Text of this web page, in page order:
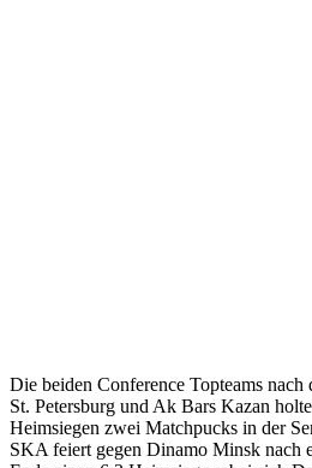
Die beiden Conference Topteams
St. Petersburg und Ak Bars Kazan
Heimsiegen zwei Matchpucks in der
SKA feiert gegen Dinamo Minsk nach